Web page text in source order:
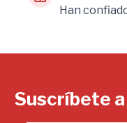
Han
Suscríbete